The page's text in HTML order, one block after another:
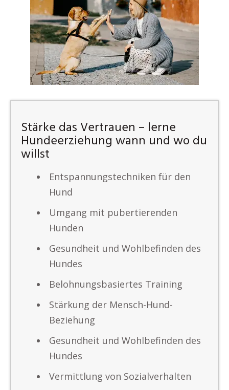
Stärke das Vertrauen – lerne
Hundeerziehung wann und wo du
willst
Entspannungstechniken für den
Hund
Umgang mit pubertierenden
Hunden
Gesundheit und Wohlbefinden des
Hundes
Belohnungsbasiertes Training
Stärkung der Mensch-Hund-
Beziehung
Gesundheit und Wohlbefinden des
Hundes
Vermittlung von Sozialverhalten